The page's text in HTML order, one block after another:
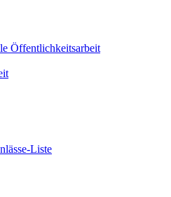
Öffentlichkeitsarbeit
Liste